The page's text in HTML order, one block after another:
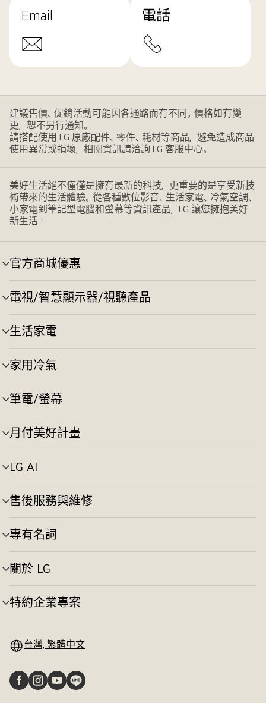
Email 電話
建議售價、促銷活動可能因各通路而有不同。價格如有變
更，恕不另行通知。
請搭配使用 LG 原廠配件、零件、耗材等商品，避免造成商品
使用異常或損壞，相關資訊請洽詢 LG 客服中心。
美好生活絕不僅僅是擁有最新的科技，更重要的是享受新技
術帶來的生活體驗。從各種數位影音、生活家電、冷氣空調、
小家電到筆記型電腦和螢幕等資訊產品，LG 讓您擁抱美好
新生活！
官方商城優惠
選
單
切
換
電視/智慧顯示器/視聽產品
選
單
切
換
生活家電
選
單
切
換
家用冷氣
選
單
切
換
筆電/螢幕
選
單
切
換
月付美好計畫
選
單
切
換
LG AI
選
單
切
換
售後服務與維修
選
單
切
換
專有名詞
選
單
切
換
關於 LG
選
單
切
換
特約企業專案
選
換 台灣, 繁體中文